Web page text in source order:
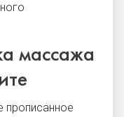
массажа
прописанное